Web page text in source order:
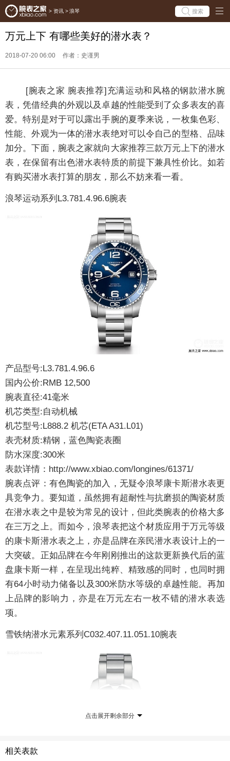
> 资讯 > 浪琴 搜索
万元上下 有哪些美好的潜水表？
2018-07-20 06:00 作者：史谨男
[腕表之家 腕表推荐]充满运动和风格的钢款潜水腕
表，凭借经典的外观以及卓越的性能受到了众多表友的喜
爱。特别是对于可以露出手腕的夏季来说，一枚集色彩、
性能、外观为一体的潜水表绝对可以令自己的型格、品味
加分。下面，腕表之家就向大家推荐三款万元上下的潜水
表，在保留有出色潜水表特质的前提下兼具性价比。如若
有购买潜水表打算的朋友，那么不妨来看一看。
浪琴运动系列L3.781.4.96.6腕表
产品型号:L3.781.4.96.6
国内公价:RMB 12,500
腕表直径:41毫米
机芯类型:自动机械
机芯型号:L888.2 机芯(ETA A31.L01)
表壳材质:精钢，蓝色陶瓷表圈
防水深度:300米
表款详情： http://www.xbiao.com/longines/61371/
腕表点评： 有色陶瓷的加入，无疑令浪琴康卡斯潜水表更
具竞争力。要知道，虽然拥有超耐性与抗磨损的陶瓷材质
在潜水表之中是较为常见的设计，但此类腕表的价格大多
在三万之上。而如今，浪琴表把这个材质应用于万元等级
的康卡斯潜水表之上，亦是品牌在亲民潜水表设计上的一
大突破。正如品牌在今年刚刚推出的这款更新换代后的蓝
盘康卡斯一样，在呈现出纯粹、精致感的同时，也同时拥
有64小时动力储备以及300米防水等级的卓越性能。再加
上品牌的影响力，亦是在万元左右一枚不错的潜水表选
项。
雪铁纳潜水元素系列C032.407.11.051.10腕表
点击展开剩余部分
相关表款